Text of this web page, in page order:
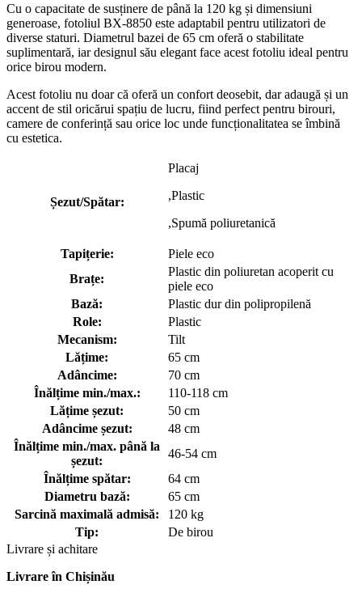
Cu o capacitate de susținere de până la 120 kg și dimensiuni
generoase, fotoliul BX-8850 este adaptabil pentru utilizatori de
diverse staturi. Diametrul bazei de 65 cm oferă o stabilitate
suplimentară, iar designul său elegant face acest fotoliu ideal pentru
orice birou modern.
Acest fotoliu nu doar că oferă un confort deosebit, dar adaugă și un
accent de stil oricărui spațiu de lucru, fiind perfect pentru birouri,
camere de conferință sau orice loc unde funcționalitatea se îmbină
cu estetica.
Șezut/Spătar:
Placaj
,Plastic
,Spumă poliuretanică
Tapițerie:
Piele eco
Brațe:
Plastic din poliuretan acoperit cu
piele eco
Bază:
Plastic dur din polipropilenă
Role:
Plastic
Mecanism:
Tilt
Lățime:
65 cm
Adâncime:
70 cm
Înălțime min./max.:
110-118 cm
Lățime șezut:
50 cm
Adâncime șezut:
48 cm
Înălțime min./max. până la
șezut:
46-54 cm
Înălțime spătar:
64 cm
Diametru bază:
65 cm
Sarcină maximală admisă:
120 kg
Tip:
De birou
Livrare și achitare
Livrareîn Chișinău